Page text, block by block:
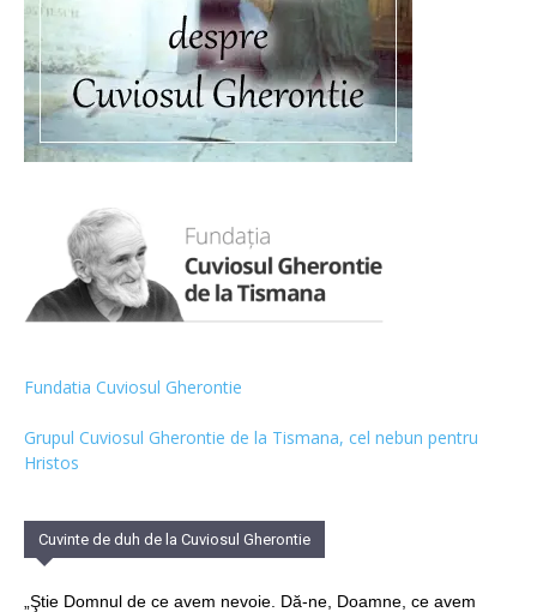
Fundatia Cuviosul Gherontie
Grupul Cuviosul Gherontie de la Tismana, cel nebun pentru
Hristos
Cuvinte de duh de la Cuviosul Gherontie
„Ştie Domnul de ce avem nevoie. Dă-ne, Doamne, ce avem